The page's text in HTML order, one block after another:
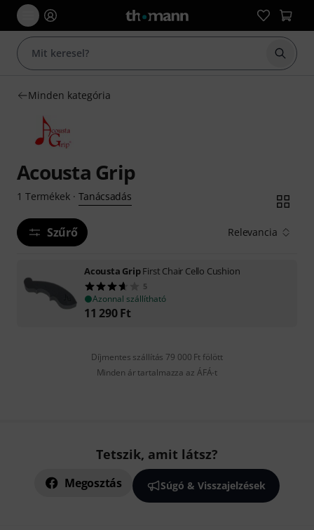
Minden kategória
Acousta Grip
1 Termékek· Tanácsadás
Szűrő Relevancia
Acousta GripFirst Chair Cello Cushion
5
Azonnal szállítható
11 290 Ft
Díjmentes szállítás 79 000 Ft fölött
Minden ár tartalmazza az ÁFÁ-t
Tetszik, amit látsz?
Megosztás Súgó & Visszajelzések